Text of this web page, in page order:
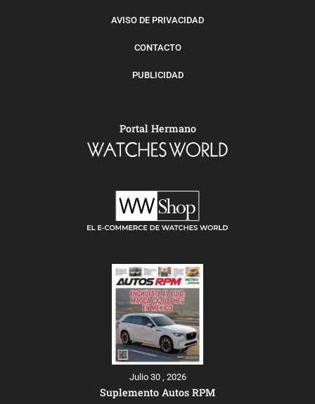
AVISO DE PRIVACIDAD
CONTACTO
PUBLICIDAD
Portal Hermano
Julio 30 , 2026
Suplemento Autos RPM